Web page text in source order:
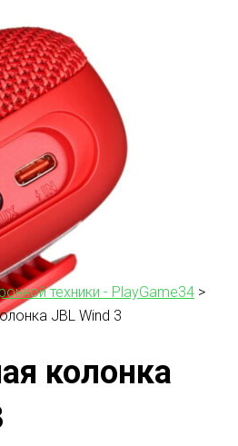
техники - PlayGame34 >
JBL Wind 3
колонка